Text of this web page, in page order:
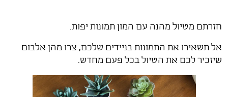
חזרתם מטיול מהנה עם המון תמונות יפות.
אל תשאירו את התמונות בניידים שלכם, צרו מהן אלבום
שיזכיר לכם את הטיול בכל פעם מחדש.